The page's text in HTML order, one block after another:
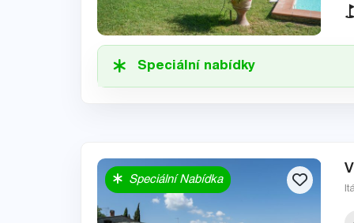
Speciální nabídky
Speciální Nabídka